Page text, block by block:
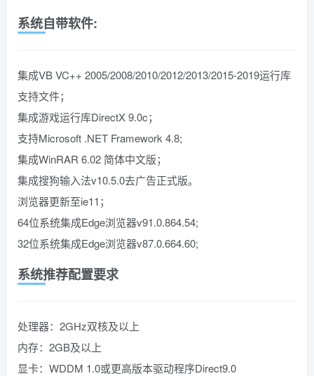
系统自带软件:
集成VB VC++ 2005/2008/2010/2012/2013/2015-2019运行库
支持文件；
集成游戏运行库DirectX 9.0c；
支持Microsoft .NET Framework 4.8;
集成WinRAR 6.02 简体中文版；
集成搜狗输入法v10.5.0去广告正式版。
浏览器更新至ie11；
64位系统集成Edge浏览器v91.0.864.54;
32位系统集成Edge浏览器v87.0.664.60;
系统推荐配置要求
处理器：2GHz双核及以上
内存：2GB及以上
显卡：WDDM 1.0或更高版本驱动程序Direct9.0